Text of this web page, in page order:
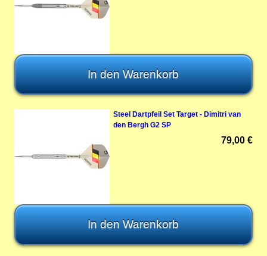
Steel Dartpfeil Set Target - Dimitri van
den Bergh G2 SP
79,00 €